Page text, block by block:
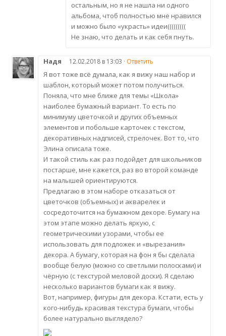
остальным, но я не нашла ни одного
альбома, чтоб полностью мне нравился
и можно было «украсть» идеи(((((((((
Не знаю, что делать и как себя пнуть.
Надя 12.02.2018 в 13:03 · Ответить
Я вот тоже всё думала, как я вижу наш набор и
шаблон, который может потом получиться.
Поняла, что мне ближе для темы «Школа»
наиболее бумажный вариант. То есть по
минимуму цветочкой и других объемных
элементов и побольше карточек с текстом,
декоративных надписей, стрелочек. Вот то, что
Элина описала тоже.
И такой стиль как раз подойдет для школьников
постарше, мне кажется, раз во второй команде
на малышей ориентируются.
Предлагаю в этом наборе отказаться от
цветочков (объемных) и акварелек и
сосредоточится на бумажном декоре. Бумагу на
этом этапе можно делать яркую, с
геометрическими узорами, чтобы ее
использовать для подложек и «вырезания»
декора. А бумагу, которая на фон я бы сделала
вообще белую (можно со светлыми полосками) и
чёрную (с текстурой меловой доски). Я сделаю
несколько вариантов бумаги как я вижу.
Вот, например, фигуры для декора. Кстати, есть у
кого-нибудь красивая текстура бумаги, чтобы
более натурально выглядело?